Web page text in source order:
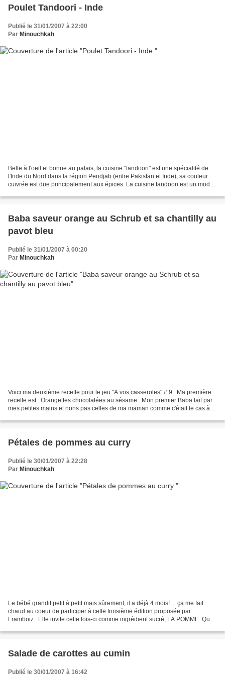
Poulet Tandoori - Inde
Publié le 31/01/2007 à 22:00
Par Minouchkah
Belle à l'oeil et bonne au palais, la cuisine "tandoori" est une spécialité de
l'Inde du Nord dans la région Pendjab (entre Pakistan et Inde), sa couleur
cuivrée est due principalement aux épices. La cuisine tandoori est un mode
Baba saveur orange au Schrub et sa chantilly au
pavot bleu
Publié le 31/01/2007 à 00:20
Par Minouchkah
Voici ma deuxième recette pour le jeu "A vos casseroles" # 9 . Ma première
recette est : Orangettes chocolatées au sésame . Mon premier Baba fait par
mes petites mains et nons pas celles de ma maman comme c'était le cas à
Pétales de pommes au curry
Publié le 30/01/2007 à 22:28
Par Minouchkah
Le bébé grandit petit à petit mais sûrement, il a déjà 4 mois! ... ça me fait
chaud au coeur de participer à cette troisième édition proposée par
Framboiz : Elle invite cette fois-ci comme ingrédient sucré, LA POMME. Quel
Salade de carottes au cumin
Publié le 30/01/2007 à 16:42